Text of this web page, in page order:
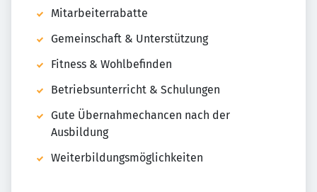
Mitarbeiterrabatte
Gemeinschaft & Unterstützung
Fitness & Wohlbefinden
Betriebsunterricht & Schulungen
Gute Übernahmechancen nach der
Ausbildung
Weiterbildungsmöglichkeiten